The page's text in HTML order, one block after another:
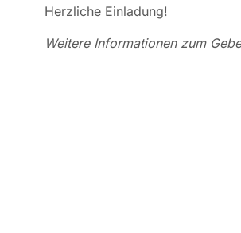
Herzliche Einladung!
Weitere Informationen zum